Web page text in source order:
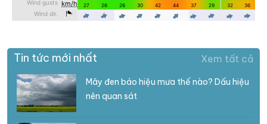
Tin tức mới nhất Xem tất cả
Mây đen báo hiệu mưa thế nào? Dấu hiệu
nên quan sát